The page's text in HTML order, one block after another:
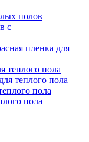
полов
с
пленка для
теплого пола
теплого пола
пола
пола